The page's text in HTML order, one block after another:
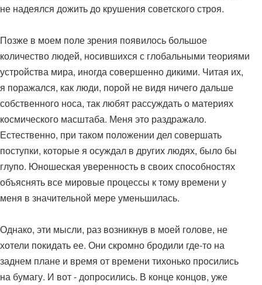
не надеялся дожить до крушения советского строя.
Позже в моем поле зрения появилось большое
количество людей, носившихся с глобальными теориями
устройства мира, иногда совершенно дикими. Читая их,
я поражался, как люди, порой не видя ничего дальше
собственного носа, так любят рассуждать о материях
космического масштаба. Меня это раздражало.
Естественно, при таком положении дел совершать
поступки, которые я осуждал в других людях, было бы
глупо. Юношеская уверенность в своих способностях
объяснять все мировые процессы к тому времени у
меня в значительной мере уменьшилась.
Однако, эти мысли, раз возникнув в моей голове, не
хотели покидать ее. Они скромно бродили где-то на
заднем плане и время от времени тихонько просились
на бумагу. И вот - допросились. В конце концов, уже